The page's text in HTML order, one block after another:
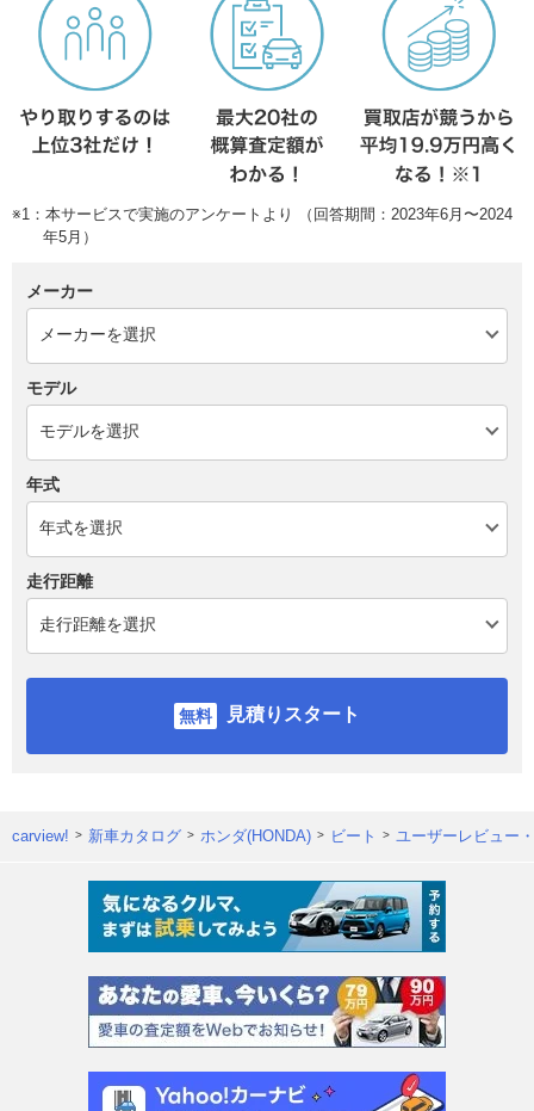
※1：本サービスで実施のアンケートより （回答期間：2023年6月〜2024
年5月）
メーカー
モデル
年式
走行距離
見積りスタート
carview! 新車カタログ ホンダ(HONDA) ビート ユーザーレビュー